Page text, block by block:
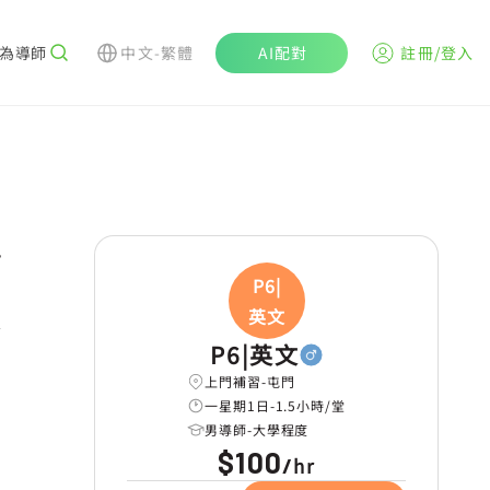
導師 中文-繁體 AI配對 註冊/登入
P6|
英文
P6|英文
上門補習-屯門
一星期1日-1.5小時/堂
男導師-大學程度
$100/hr